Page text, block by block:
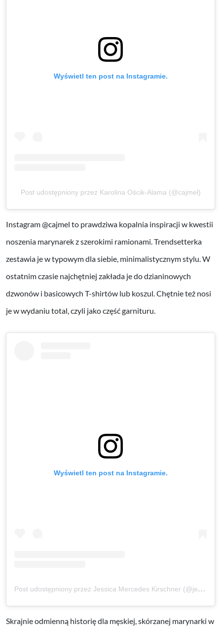
Wyświetl ten post na Instagramie.
Post udostępniony przez Karolina Ościk-Alama (@cajmel)
Instagram @cajmel to prawdziwa kopalnia inspiracji w kwestii
noszenia marynarek z szerokimi ramionami. Trendsetterka
zestawia je w typowym dla siebie, minimalistycznym stylu. W
ostatnim czasie najchętniej zakłada je do dzianinowych
dzwonów i basicowych T-shirtów lub koszul. Chętnie też nosi
je w wydaniu total, czyli jako część garnituru.
Wyświetl ten post na Instagramie.
Post udostępniony przez Jessica Mercedes Kirschner (@jemerced)
Skrajnie odmienną historię dla męskiej, skórzanej marynarki w